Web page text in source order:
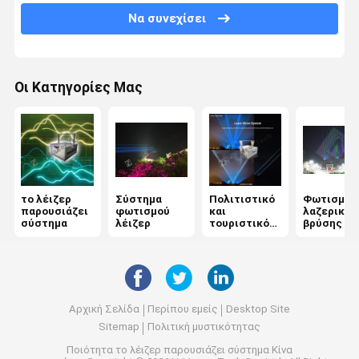
Φως λέιζερ κλαμπ
Φως λέιζερ 80W
Φως λέιζερ υψηλής ισχύος
Να συνεχίσει
Οι Κατηγορίες Μας
το λέιζερ
παρουσιάζει
σύστημα
Σύστημα
φωτισμού
λέιζερ
Πολιτιστικό
και
τουριστικό
Φωτισμός
λαζερικής
βρύσης
Αρχική Σελίδα Περίπου εμείς
Desktop Site
Sitemap
Πολιτική μυστικότητας
Ποιότητα το λέιζερ παρουσιάζει σύστημα Κίνα